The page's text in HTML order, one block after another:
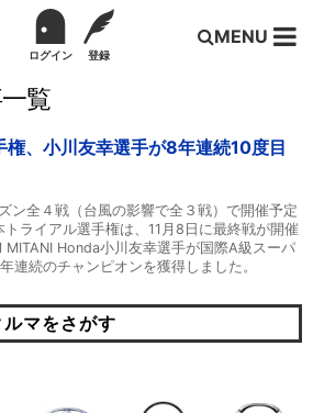
ログイン 登録
MENU
覧
権、小川友幸選手が8年連続10度目
ン全４戦（台風の影響で全３戦）で開催予定
トライアル選手権は、11月8日に最終戦が開催
MITANI Honda小川友幸選手が国際A級スーパ
連続のチャンピオンを獲得しました。
マをさがす